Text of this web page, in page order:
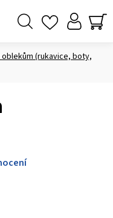
oblekům (rukavice, boty,